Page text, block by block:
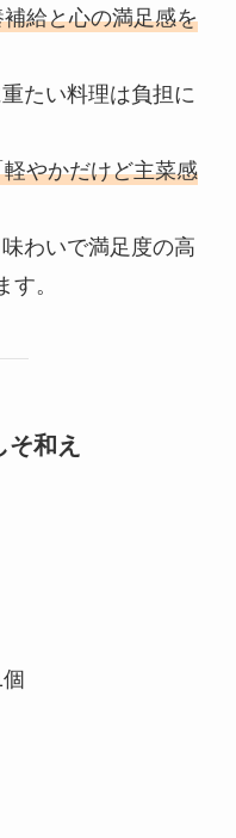
給と心の満足感を
たい料理は負担に
やかだけど主菜感
わいで満足度の高
。
和え